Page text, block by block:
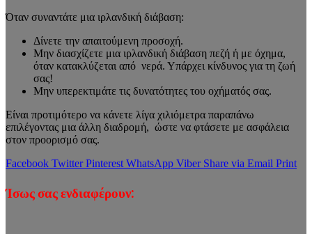
Όταν συναντάτε μια ιρλανδική διάβαση:
Δίνετε την απαιτούμενη προσοχή.
Μην διασχίζετε μια ιρλανδική διάβαση πεζή ή με όχημα,
όταν κατακλύζεται από νερά. Υπάρχει κίνδυνος για τη ζωή
σας!
Μην υπερεκτιμάτε τις δυνατότητες του οχήματός σας.
Είναι προτιμότερο να κάνετε λίγα χιλιόμετρα παραπάνω
επιλέγοντας μια άλλη διαδρομή, ώστε να φτάσετε με ασφάλεια
στον προορισμό σας.
Facebook Twitter Pinterest WhatsApp Viber Share via Email Print
Ίσως σας ενδιαφέρουν: